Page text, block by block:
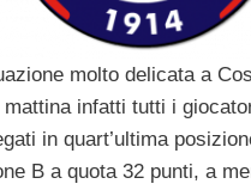
molto delicata a
mattina infatti tutti i
in quart’ultima
B a quota 32 punti, a